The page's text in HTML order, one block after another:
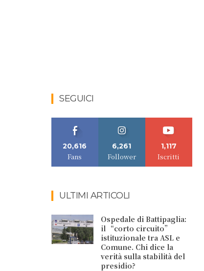
SEGUICI
20,616
Fans
6,261
Follower
1,117
Iscritti
ULTIMI ARTICOLI
Ospedale di Battipaglia:
il “corto circuito”
istituzionale tra ASL e
Comune. Chi dice la
verità sulla stabilità del
presidio?